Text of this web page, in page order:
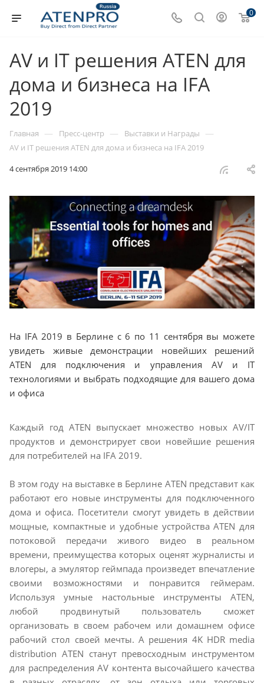
0
AV и IT решения ATEN для
дома и бизнеса на IFA
2019
Главная — Пресс-центр — Выставки и Награды —
AV и IT решения ATEN для дома и бизнеса на IFA 2019
4 сентября 2019 14:00
На IFA 2019 в Берлине с 6 по 11 сентября вы можете
увидеть живые демонстрации новейших решений
ATEN для подключения и управления AV и IT
технологиями и выбрать подходящие для вашего дома
и офиса
Каждый год ATEN выпускает множество новых AV/IT
продуктов и демонстрирует свои новейшие решения
для потребителей на IFA 2019.
В этом году на выставке в Берлине ATEN представит как
работают его новые инструменты для подключенного
дома и офиса. Посетители смогут увидеть в действии
мощные, компактные и удобные устройства ATEN для
потоковой передачи живого видео в реальном
времени, преимущества которых оценят журналисты и
влогеры, а эмулятор геймпада произведет впечатление
своими возможностями и понравится геймерам.
Используя умные настольные инструменты ATEN,
любой продвинутый пользователь сможет
организовать в своем рабочем или домашнем офисе
рабочий стол своей мечты. А решения 4K HDR media
distribution ATEN станут превосходным инструментом
для распределения AV контента высочайшего качества